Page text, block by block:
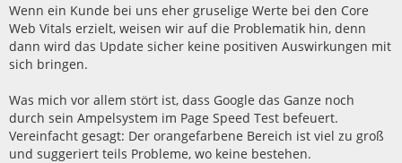
Wenn ein Kunde bei uns eher gruselige Werte bei den Core
Web Vitals erzielt, weisen wir auf die Problematik hin, denn
dann wird das Update sicher keine positiven Auswirkungen mit
sich bringen.
Was mich vor allem stört ist, dass Google das Ganze noch
durch sein Ampelsystem im Page Speed Test befeuert.
Vereinfacht gesagt: Der orangefarbene Bereich ist viel zu groß
und suggeriert teils Probleme, wo keine bestehen.